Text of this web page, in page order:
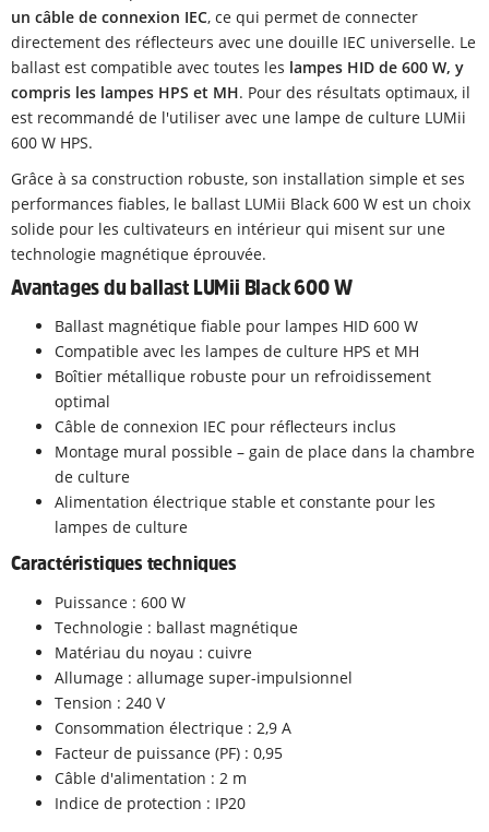
un câble de connexion IEC, ce qui permet de connecter
directement des réflecteurs avec une douille IEC universelle. Le
ballast est compatible avec toutes les lampes HID de 600 W, y
compris les lampes HPS et MH. Pour des résultats optimaux, il
est recommandé de l'utiliser avec une lampe de culture LUMii
600 W HPS.
Grâce à sa construction robuste, son installation simple et ses
performances fiables, le ballast LUMii Black 600 W est un choix
solide pour les cultivateurs en intérieur qui misent sur une
technologie magnétique éprouvée.
Avantages du ballast LUMii Black 600 W
Ballast magnétique fiable pour lampes HID 600 W
Compatible avec les lampes de culture HPS et MH
Boîtier métallique robuste pour un refroidissement
optimal
Câble de connexion IEC pour réflecteurs inclus
Montage mural possible – gain de place dans la chambre
de culture
Alimentation électrique stable et constante pour les
lampes de culture
Caractéristiques techniques
Puissance : 600 W
Technologie : ballast magnétique
Matériau du noyau : cuivre
Allumage : allumage super-impulsionnel
Tension : 240 V
Consommation électrique : 2,9 A
Facteur de puissance (PF) : 0,95
Câble d'alimentation : 2 m
Indice de protection : IP20